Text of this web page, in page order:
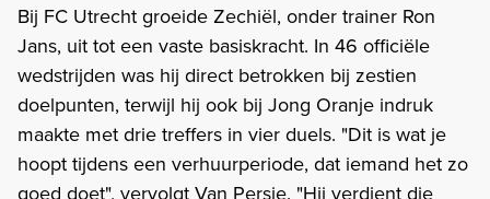
Bij FC Utrecht groeide Zechiël, onder trainer Ron
Jans, uit tot een vaste basiskracht. In 46 officiële
wedstrijden was hij direct betrokken bij zestien
doelpunten, terwijl hij ook bij Jong Oranje indruk
maakte met drie treffers in vier duels. "Dit is wat je
hoopt tijdens een verhuurperiode, dat iemand het zo